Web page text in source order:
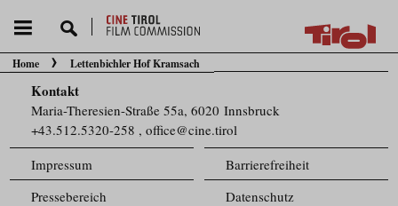
Sie befinden sich hier:
Home Lettenbichler Hof Kramsach
Kontakt
Maria-Theresien-Straße 55a, 6020 Innsbruck
+43.512.5320-258 ,office@cine.tirol
Impressum
Barrierefreiheit
Pressebereich
Datenschutz